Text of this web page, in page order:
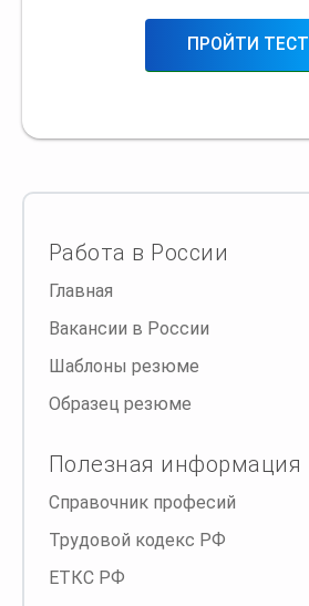
ПРОЙТИ ТЕСТ
Работа в России
Главная
Вакансии в России
Шаблоны резюме
Образец резюме
Полезная информация
Справочник професий
Трудовой кодекс РФ
ЕТКС РФ